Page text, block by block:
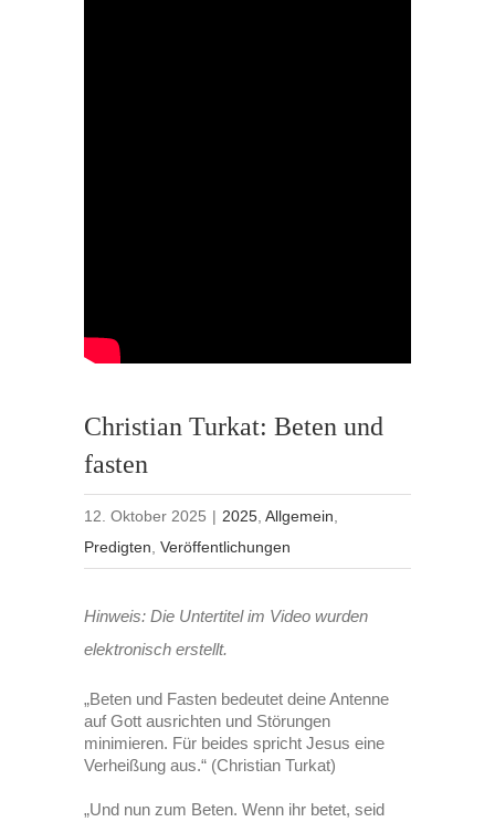
Christian Turkat: Beten und
fasten
12. Oktober 2025 | 2025 ,Allgemein
Predigten ,Veröffentlichungen
Hinweis: Die Untertitel im Video wurden
elektronisch erstellt.
„Beten und Fasten bedeutet deine Antenne
auf Gott ausrichten und Störungen
minimieren. Für beides spricht Jesus eine
Verheißung aus.“ (Christian Turkat)
„Und nun zum Beten. Wenn ihr betet, seid